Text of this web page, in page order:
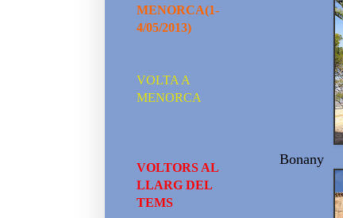
Bonany
MENORCA(1-
4/05/2013)
VOLTA A
MENORCA
VOLTORS AL
LLARG DEL
TEMS